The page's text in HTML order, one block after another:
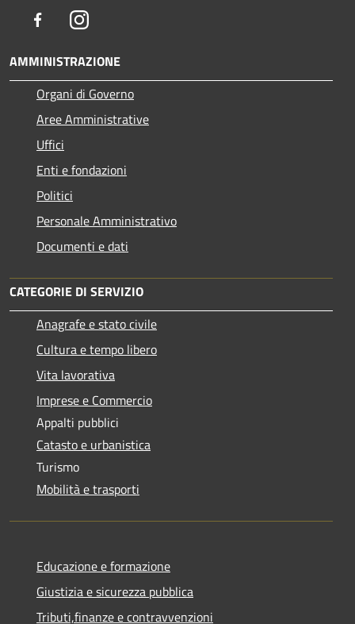
FacebookInstagram
AMMINISTRAZIONE
Organi di Governo
Aree Amministrative
Uffici
Enti e fondazioni
Politici
Personale Amministrativo
Documenti e dati
CATEGORIE DI SERVIZIO
Anagrafe e stato civile
Cultura e tempo libero
Vita lavorativa
Imprese e Commercio
Appalti pubblici
Catasto e urbanistica
Turismo
Mobilità e trasporti
Educazione e formazione
Giustizia e sicurezza pubblica
Tributi,finanze e contravvenzioni